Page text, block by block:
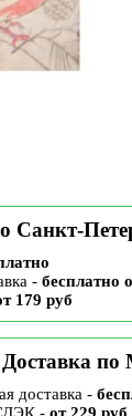
Санкт-
- бесплатно
179 руб
Доставка по
доставка -